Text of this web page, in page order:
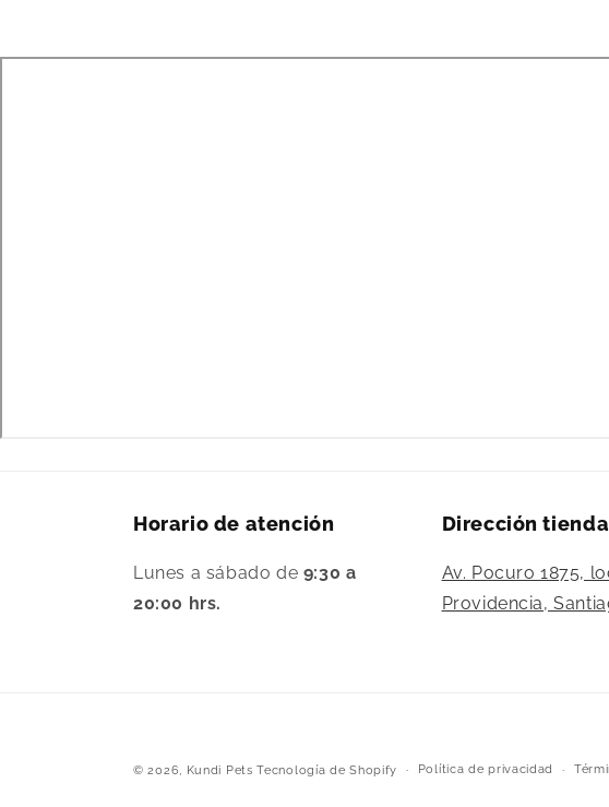
Horario de atención
Lunes a sábado de 9:30 a
20:00 hrs.
Dirección tienda
Av. Pocuro 1875,
Providencia,
© 2026, Kundi Pets Tecnología de Shopify Política de privacidad